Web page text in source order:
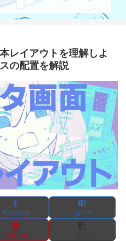
レイアウトを理解しよ
の配置を解説
Facebook はてブ
Pinterest